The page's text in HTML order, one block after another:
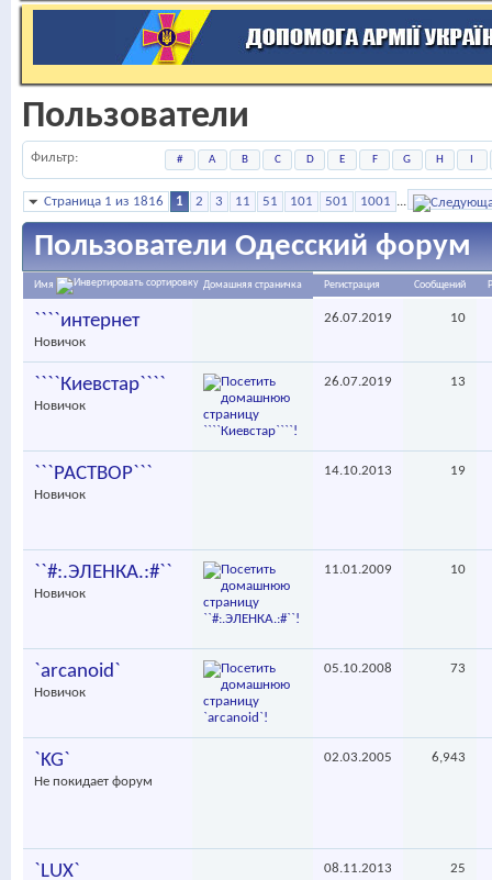
Пользователи
Фильтр # A B C D E F G H
Страница 1 из 1816 1 2 3 11 51 101 501 1001 ...
Пользователи Одесский форум
Имя Домашняя страничка Регистрация Сообщений
````интернет
Новичок
26.07.2019 10
````Киевстар````
Новичок
26.07.2019 13
```PACTBOP```
Новичок
14.10.2013 19
``#:.ЭЛЕНКА.:#``
Новичок
11.01.2009 10
`arcanoid`
Новичок
05.10.2008 73
`KG`
Не покидает форум
02.03.2005 6,943
`LUX` 08.11.2013 25